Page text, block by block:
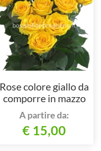
Rose colore giallo da
comporre in mazzo
per numero di steli.
A partire da:
€ 15,00